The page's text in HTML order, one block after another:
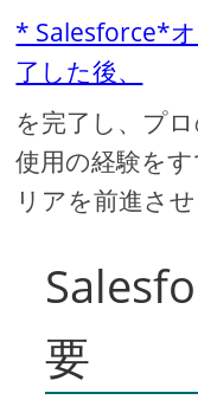
* Salesforce*
了した後、
を完了し、プ
使用の経験を
リアを前進さ
要